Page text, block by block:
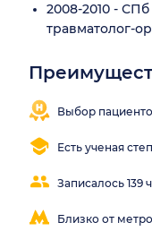
2008-2010 -
травматолог-
Выбор
Есть ученая
Записалось 139
Близко от метро